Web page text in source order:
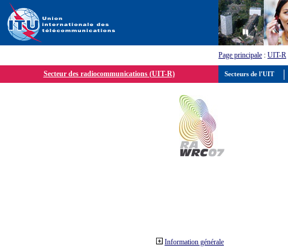
Page principale : UIT-R
Secteur des radiocommunications (UIT-R)
Information générale
Secteurs de l'UIT